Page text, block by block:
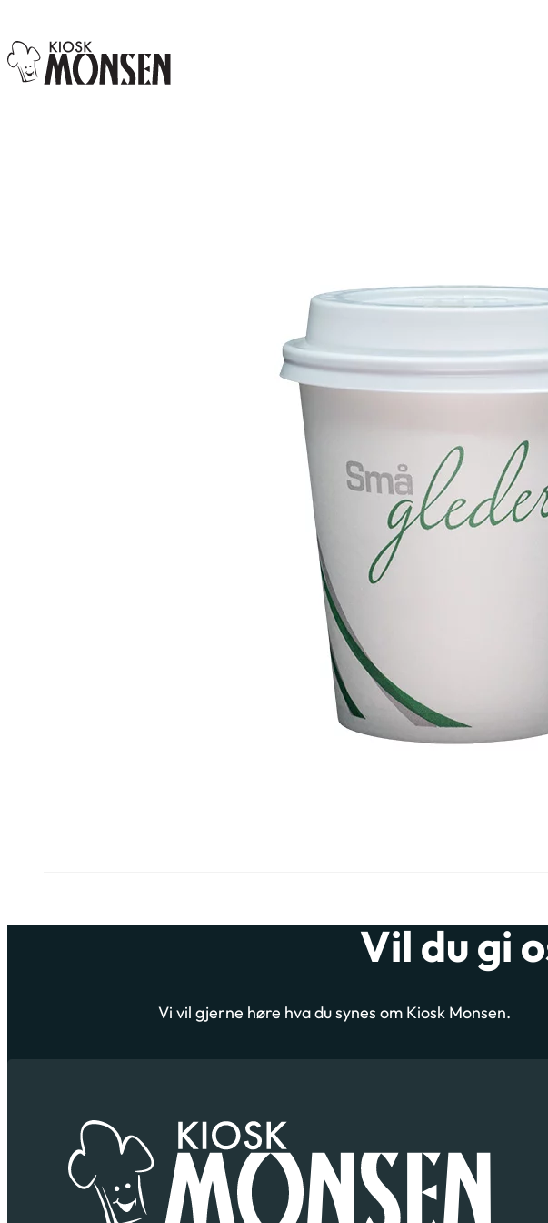
Vil du gi
Vi vil gjerne høre hva du synes om Kiosk Monsen.